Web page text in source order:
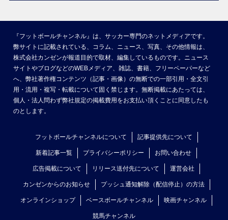
『フットボールチャンネル』は、サッカー専門のネットメディアです。
弊サイトに記載されている、コラム、ニュース、写真、その他情報は、
株式会社カンゼンが報道目的で取材、編集しているものです。ニュース
サイトやブログなどのWEBメディア、雑誌、書籍、フリーペーパーなど
へ、弊社著作権コンテンツ（記事・画像）の無断での一部引用・全文引
用・流用・複写・転載について固く禁じます。無断掲載にあたっては、
個人・法人問わず弊社規定の掲載費用をお支払い頂くことに同意したも
のとします。
フットボールチャンネルについて 記事提供先について
新着記事一覧 プライバシーポリシー お問い合わせ
広告掲載について リリース送付先について 運営会社
カンゼンからのお知らせ プッシュ通知解除（配信停止）の方法
オンラインショップ ベースボールチャンネル 映画チャンネル
競馬チャンネル